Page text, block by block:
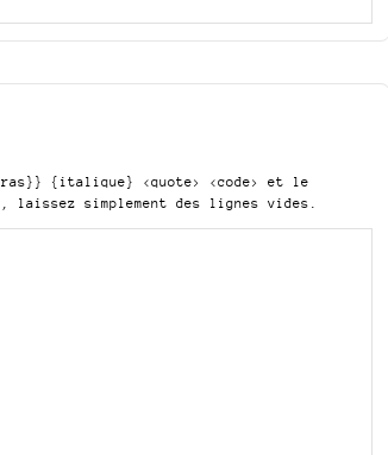
{italique} <quote> <code>
et le
laissez simplement des lignes vides.